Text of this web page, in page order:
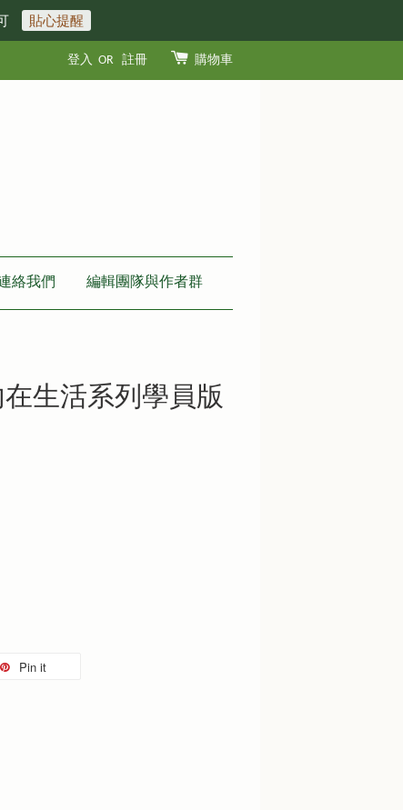
貼心提醒
登入 OR 註冊 購物車
絡我們 編輯團隊與作者群
生活系列學員版
Pin it